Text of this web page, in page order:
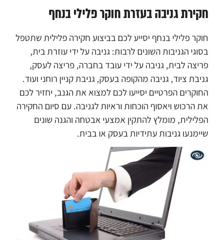
חקירת גניבה בעזרת חוקר פלילי בנחף
חוקר פלילי בנחף יסייע לכם בביצוע חקירה פלילית שתטפל
בסוגי הגניבות השונים לרבות: גניבה על ידי עוזרת בית,
פריצה לבית, גניבה על ידי עובד בחברה, פריצה לעסק,
גניבת ציוד, גניבה מהקופה בעסק, גניבת קניין רוחני ועוד.
החוקרים הפרטיים יסייעו לכם למצוא את הגנב, יחזיר לכם
את הרכוש ויאסוף הוכחות וראיות לגניבה. עם סיום החקירה
הפלילית, מומלץ להתקין אמצעי אבטחה והגנה שונים
שיימנעו גניבות עתידיות בעסק או בבית.